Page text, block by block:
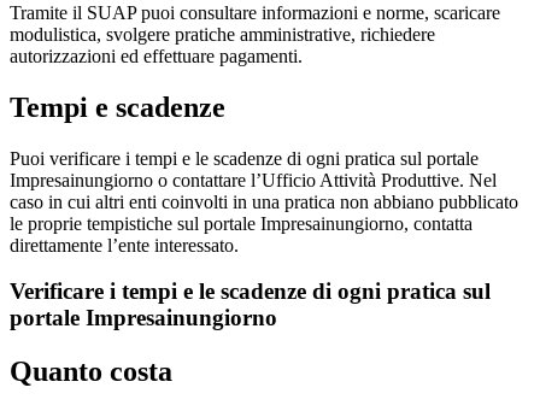
Tramite il SUAP puoi consultare informazioni e norme, scaricare
modulistica, svolgere pratiche amministrative, richiedere
autorizzazioni ed effettuare pagamenti.
Tempi e scadenze
Puoi verificare i tempi e le scadenze di ogni pratica sul portale
Impresainungiorno o contattare l’Ufficio Attività Produttive. Nel
caso in cui altri enti coinvolti in una pratica non abbiano pubblicato
le proprie tempistiche sul portale Impresainungiorno, contatta
direttamente l’ente interessato.
Verificare i tempi e le scadenze di ogni pratica sul
portale Impresainungiorno
Quanto costa